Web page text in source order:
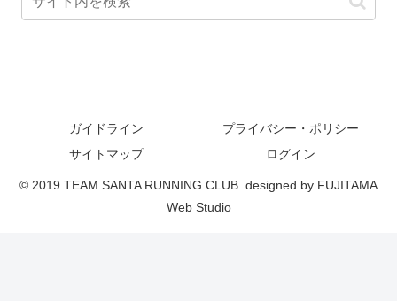
ガイドライン
プライバシー・ポリシー
サイトマップ
ログイン
© 2019 TEAM SANTA RUNNING CLUB. designed by FUJITAMA
Web Studio